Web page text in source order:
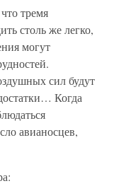
тремя
столь же легко,
могут
сил будут
Когда
авианосцев,